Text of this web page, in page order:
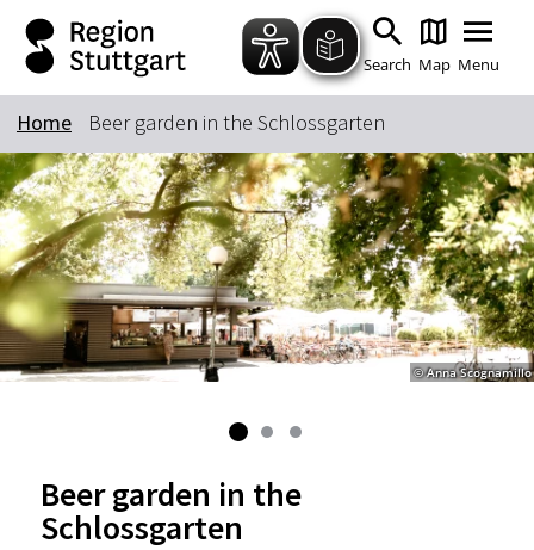
Zum Hauptinhalt springen
Zur Suche springen
Zur Hauptnavigation
Zum Footer springen
Search Map Menu
Keyword
Home Beer garden in the Schlossgarten
© Anna Scognamillo
Beer garden in the
Schlossgarten